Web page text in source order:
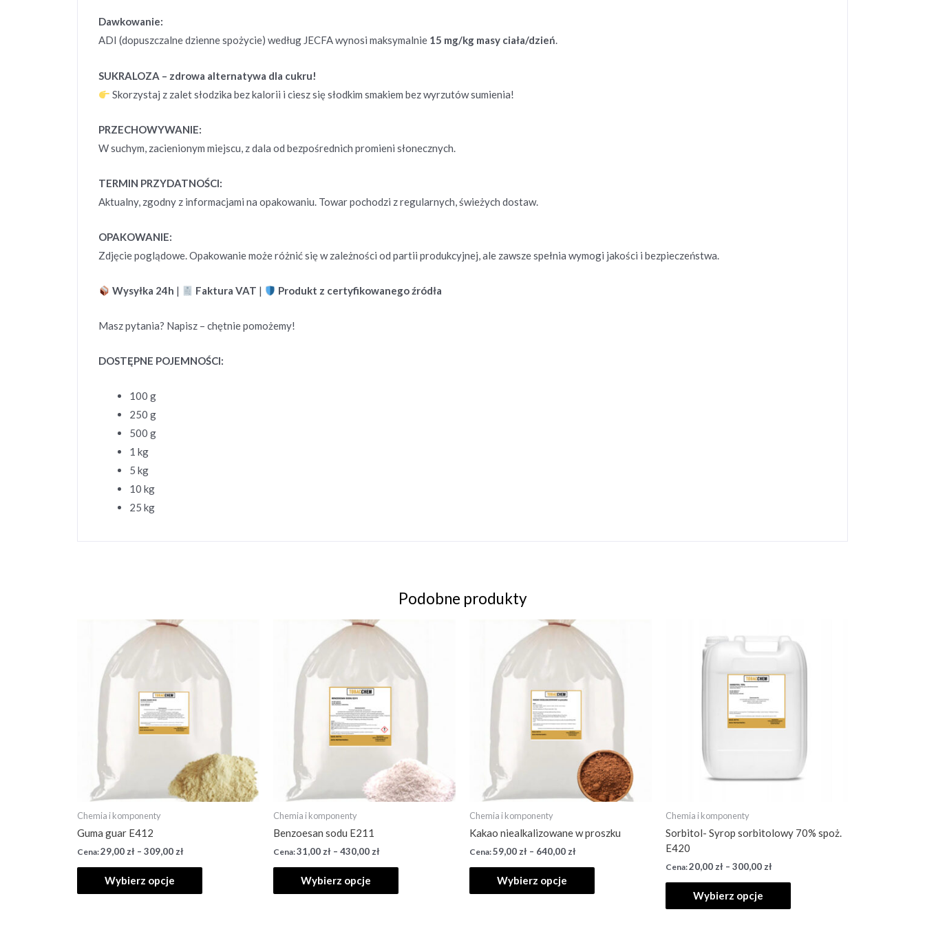
Dawkowanie:
ADI (dopuszczalne dzienne spożycie) według JECFA wynosi maksymalnie 15 mg/kg masy ciała/dzień.
SUKRALOZA – zdrowa alternatywa dla cukru!
Skorzystaj z zalet słodzika bez kalorii i ciesz się słodkim smakiem bez wyrzutów sumienia!
PRZECHOWYWANIE:
W suchym, zacienionym miejscu, z dala od bezpośrednich promieni słonecznych.
TERMIN PRZYDATNOŚCI:
Aktualny, zgodny z informacjami na opakowaniu. Towar pochodzi z regularnych, świeżych dostaw.
OPAKOWANIE:
Zdjęcie poglądowe. Opakowanie może różnić się w zależności od partii produkcyjnej, ale zawsze spełnia wymogi jakości i bezpieczeństwa.
Wysyłka 24h | Faktura VAT | Produkt z certyfikowanego źródła
Masz pytania? Napisz – chętnie pomożemy!
DOSTĘPNE POJEMNOŚCI:
100 g
250 g
500 g
1 kg
5 kg
10 kg
25 kg
Podobne produkty
Chemia i komponenty
Guma guar E412
29,00 zł – 309,00 zł
Wybierz opcje
Chemia i komponenty
Benzoesan sodu E211
31,00 zł – 430,00 zł
Wybierz opcje
Chemia i komponenty
Kakao niealkalizowane w proszku
59,00 zł – 640,00 zł
Wybierz opcje
Chemia i komponenty
Sorbitol- Syrop sorbitolowy 70% spoż.
E420
20,00 zł – 300,00 zł
Wybierz opcje